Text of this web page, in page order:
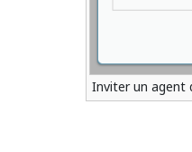
Inviter un agent